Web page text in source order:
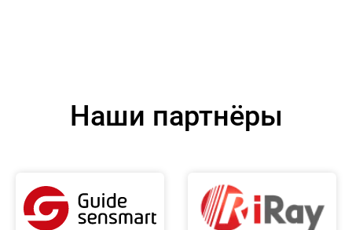
Наши партнёры